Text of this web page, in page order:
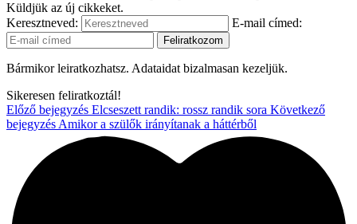
Küldjük az új cikkeket.
Keresztneved:
E-mail címed:
Bármikor leiratkozhatsz. Adataidat bizalmasan kezeljük.
Sikeresen feliratkoztál!
Előző bejegyzés Elcseszett randik: rossz randik sora Következő
bejegyzés Amikor a szülők irányítanak a háttérből